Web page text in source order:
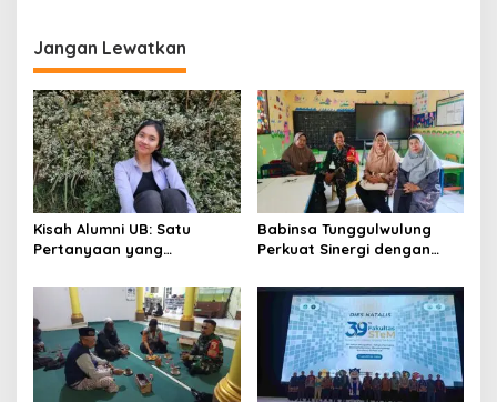
o
n
Jangan Lewatkan
Kisah Alumni UB: Satu
Pertanyaan yang
Babinsa Tunggulwulung
Perkuat Sinergi dengan
Aman dan Kondusif